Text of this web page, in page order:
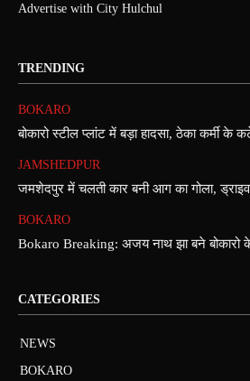
Advertise with City Hulchul
TRENDING
BOKARO
बोकारो स्टील प्लांट में बड़ा हादसा, ठेका कर्मी के
JAMSHEDPUR
जमशेदपुर में चलती कार बनी आग का गोला,
BOKARO
Bokaro Breaking: अजय नाथ झा बने बोकारो
CATEGORIES
NEWS
BOKARO